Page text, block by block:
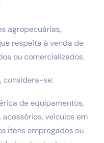
agropecuárias,
respeita à venda de
ou comercializados.
considera-se:
de equipamentos,
veículos em
itens empregados ou